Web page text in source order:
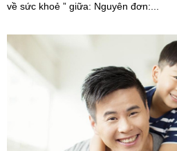
về sức khoẻ ” giữa: Nguyên đơn:...